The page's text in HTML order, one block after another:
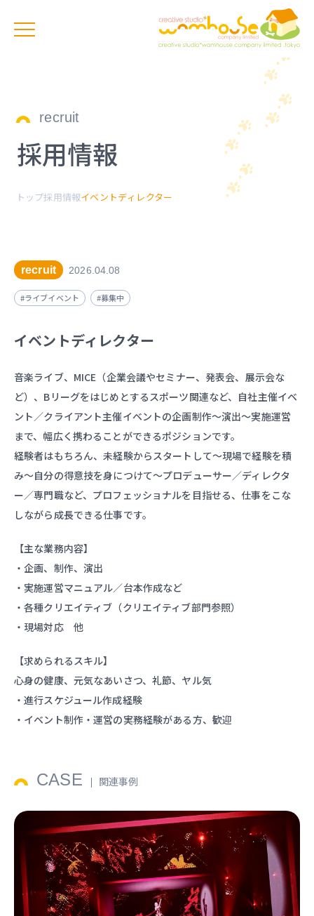
recruit
採用情報
トップ採用情報イベントディレクター
recruit 2026.04.08
#ライブイベント #募集中
イベントディレクター
音楽ライブ、MICE（企業会議やセミナー、発表会、展示会な
ど）、Bリーグをはじめとするスポーツ関連など、自社主催イベ
ント／クライアント主催イベントの企画制作〜演出〜実施運営
まで、幅広く携わることができるポジションです。
経験者はもちろん、未経験からスタートして〜現場で経験を積
み〜自分の得意技を身につけて〜プロデューサー／ディレクタ
ー／専門職など、プロフェッショナルを目指せる、仕事をこな
しながら成長できる仕事です。
【主な業務内容】
・企画、制作、演出
・実施運営マニュアル／台本作成など
・各種クリエイティブ（クリエイティブ部門参照）
・現場対応 他
【求められるスキル】
心身の健康、元気なあいさつ、礼節、ヤル気
・進行スケジュール作成経験
・イベント制作・運営の実務経験がある方、歓迎
CASE 関連事例